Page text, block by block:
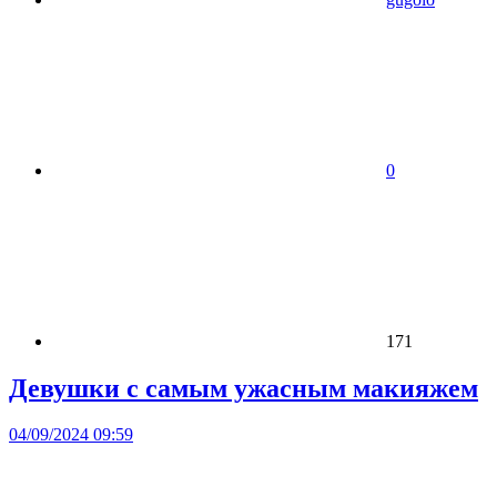
0
171
Девушки с самым ужасным макияжем
04/09/2024 09:59